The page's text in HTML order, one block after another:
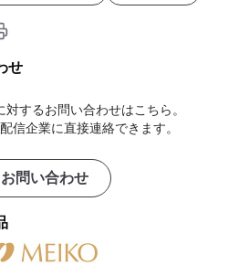
せ
するお問い合わせはこちら。
信企業に直接連絡できます。
お問い合わせ